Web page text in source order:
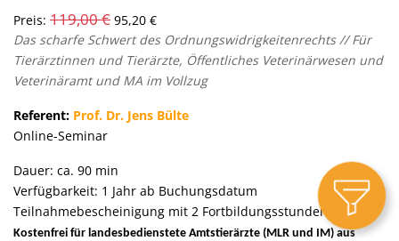
Preis: 119,00€ 95,20 €
Das scharfe Schwert des Ordnungswidrigkeitenrechts // Für
Tierärztinnen und Tierärzte, Öffentliches Veterinärwesen und
Veterinäramt und MA im Vollzug
Referent: Prof. Dr. Jens Bülte
Online-Seminar
Dauer: ca. 90 min
Verfügbarkeit: 1 Jahr ab Buchungsdatum
Teilnahmebescheinigung mit 2 Fortbildungsstunden
Kostenfrei für landesbedienstete Amtstierärzte (MLR und IM) aus